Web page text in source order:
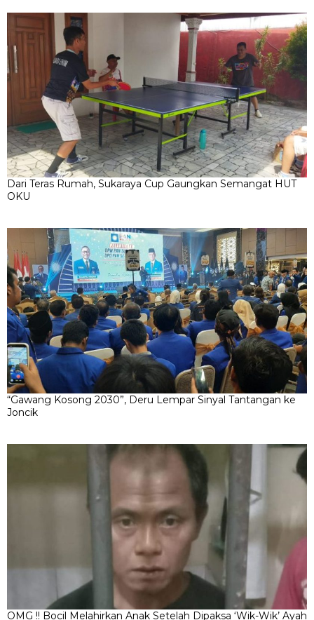
Dari Teras Rumah, Sukaraya Cup Gaungkan Semangat HUT
OKU
“Gawang Kosong 2030”, Deru Lempar Sinyal Tantangan ke
Joncik
OMG !! Bocil Melahirkan Anak Setelah Dipaksa ‘Wik-Wik’ Ayah